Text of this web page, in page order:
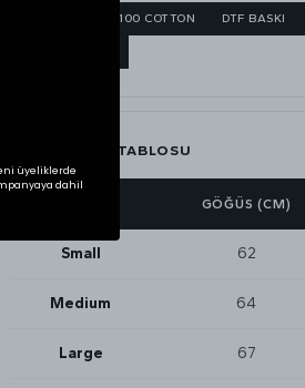
%100 COTTON DTF BASKI
BEDEN ÖLÇÜ TABLOSU
GÖĞÜS (CM)
Small 62
Medium 64
Large 67
üyeliklerde
dahil